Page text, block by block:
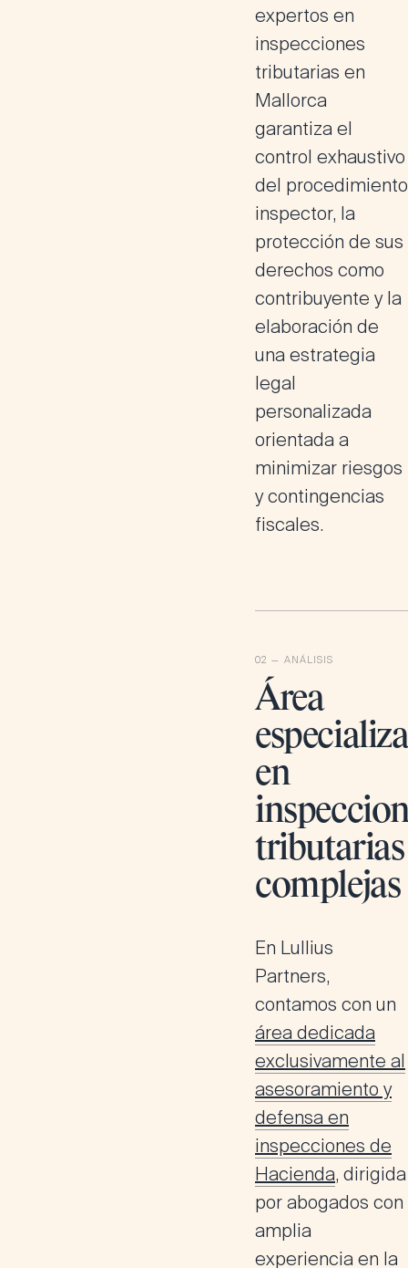
expertos en
inspecciones
tributarias en
Mallorca
garantiza el
control exhaustivo
del procedimiento
inspector, la
protección de sus
derechos como
contribuyente y la
elaboración de
una estrategia
legal
personalizada
orientada a
minimizar riesgos
y contingencias
fiscales.
Área
en
tributarias
complejas
En Lullius
Partners,
contamos con un
área dedicada
exclusivamente al
asesoramiento y
defensa en
inspecciones de
Hacienda, dirigida
por abogados con
amplia
experiencia en la